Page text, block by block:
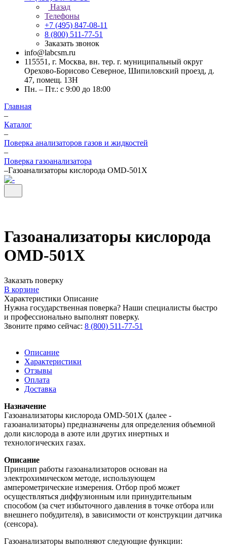
Назад
Телефоны
+7 (495) 847-08-11
8 (800) 511-77-51
Заказать звонок
info@labcsm.ru
115551, г. Москва, вн. тер. г. муниципальный округ
Орехово-Борисово Северное, Шипиловский проезд, д.
47, помещ. 13Н
Пн. – Пт.: с 9:00 до 18:00
Главная
–
Каталог
–
Поверка анализаторов газов и жидкостей
–
Поверка газоанализатора
–Газоанализаторы кислорода OMD-501X
Газоанализаторы кислорода
OMD-501X
Заказать поверку
В корзине
Характеристики Описание
Нужна государственная поверка? Наши специалисты быстро
и профессионально выполнят поверку.
Звоните прямо сейчас: 8 (800) 511-77-51
Описание
Характеристики
Отзывы
Оплата
Доставка
Назначение
Газоанализаторы кислорода OMD-501X (далее -
газоанализаторы) предназначены для определения объемной
доли кислорода в азоте или других инертных и
технологических газах.
Описание
Принцип работы газоанализаторов основан на
электрохимическом методе, использующем
амперометрические измерения. Отбор проб может
осуществляться диффузионным или принудительным
способом (за счет избыточного давления в точке отбора или
внешнего побудителя), в зависимости от конструкции датчика
(сенсора).
Газоанализаторы выполняют следующие функции: